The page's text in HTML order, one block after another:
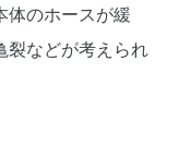
体のホースが緩
裂などが考えられ